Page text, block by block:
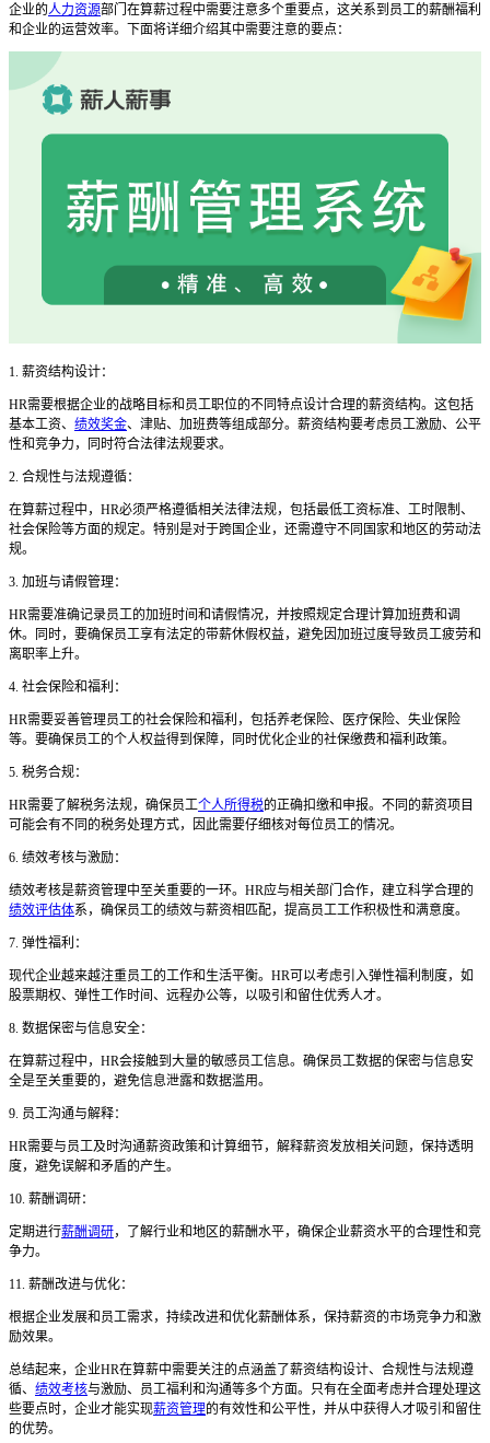
企业的人力资源部门在算薪过程中需要注意多个重要点，这关系到员工的薪酬福利
和企业的运营效率。下面将详细介绍其中需要注意的要点：
1. 薪资结构设计：
HR需要根据企业的战略目标和员工职位的不同特点设计合理的薪资结构。这包括
基本工资、 绩效奖金、津贴、加班费等组成部分。薪资结构要考虑员工激励、公平
性和竞争力，同时符合法律法规要求。
2. 合规性与法规遵循：
在算薪过程中， HR必须严格遵循相关法律法规，包括最低工资标准、工时限制、
社会保险等方面的规定。特别是对于跨国企业，还需遵守不同国家和地区的劳动法
规。
3. 加班与请假管理：
HR需要准确记录员工的加班时间和请假情况，并按照规定合理计算加班费和调
休。同时，要确保员工享有法定的带薪休假权益，避免因加班过度导致员工疲劳和
离职率上升。
4. 社会保险和福利：
HR需要妥善管理员工的社会保险和福利，包括养老保险、医疗保险、失业保险
等。要确保员工的个人权益得到保障，同时优化企业的社保缴费和福利政策。
5. 税务合规：
HR需要了解税务法规，确保员工个人所得税的正确扣缴和申报。不同的薪资项目
可能会有不同的税务处理方式，因此需要仔细核对每位员工的情况。
6. 绩效考核与激励：
绩效考核是薪资管理中至关重要的一环。 HR应与相关部门合作，建立科学合理的
绩效评估体系，确保员工的绩效与薪资相匹配，提高员工工作积极性和满意度。
7. 弹性福利：
现代企业越来越注重员工的工作和生活平衡。 HR可以考虑引入弹性福利制度，如
股票期权、弹性工作时间、远程办公等，以吸引和留住优秀人才。
8. 数据保密与信息安全：
在算薪过程中， HR会接触到大量的敏感员工信息。确保员工数据的保密与信息安
全是至关重要的，避免信息泄露和数据滥用。
9. 员工沟通与解释：
HR需要与员工及时沟通薪资政策和计算细节，解释薪资发放相关问题，保持透明
度，避免误解和矛盾的产生。
10. 薪酬调研：
定期进行薪酬调研，了解行业和地区的薪酬水平，确保企业薪资水平的合理性和竞
争力。
11. 薪酬改进与优化：
根据企业发展和员工需求，持续改进和优化薪酬体系，保持薪资的市场竞争力和激
励效果。
总结起来，企业HR在算薪中需要关注的点涵盖了薪资结构设计、合规性与法规遵
循、 绩效考核与激励、员工福利和沟通等多个方面。只有在全面考虑并合理处理这
些要点时，企业才能实现薪资管理的有效性和公平性，并从中获得人才吸引和留住
的优势。